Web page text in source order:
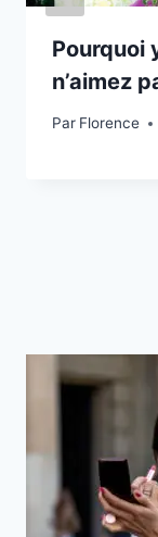
Pourquoi
n’aimez
Par Florence